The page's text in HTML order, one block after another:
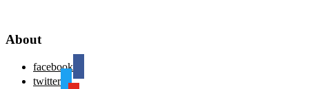
About
facebook
twitter